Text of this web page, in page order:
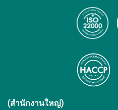
(สำนักงานใหญ่)